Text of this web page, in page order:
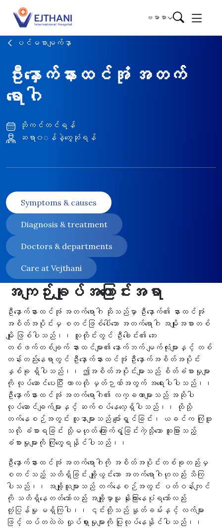
Skip to content
ဗမာစာ
ပင်မစာမျက်နှာ
ဦးနှောက်နားထင်အုံ အတက်
ရောဂါ
ဘိုကင်တင်ရန်
ဆရာ၀◌န်နဲ့တွေ့ဆုံရန်
Symptoms & causes
Diagnosis & treatment
Doctors & departments
Care at Vejthani
အကျဉ်းချုပ်အကြောင်းအရာ
ဦးနှောက်နားထင်အုံ အတက်ရောဂါ ဆိုသည်မှာ ဦးနှောက်၏ နားထင်အုံ
အစိတ်အပိုင်းမှ စတင်ဖြစ်ပေါ်သော အတက်ရောဂါ အမျိုးအစားတစ်
မျိုး ဖြစ်ပါသည်၊၊ လူတိုင်းတွင် ဦးခေါင်း၏ ဘေး
တစ်ဖက်တစ်ချက် နားထင်များ၏ နောက်ဘက် မျက်လုံးများနှင့် တစ်
တန်းတည်းနေရာတွင် ဦးနှောက်နားထင်အုံ ဦးနှောက်အစိတ်အပိုင်း
နှစ်ခု ရှိပါသည်၊၊ ဤအစိတ်အပိုင်းများသည် စိတ်ခံစားမှုများ
ကို လုပ်ဆောင်ပေးပြီး ကာလတို မှတ်ဉာဏ်အတွက် အရေးပါပါသည်၊၊
ဦးနှောက်နားထင်အုံ အတက်ရောဂါ၏ လက္ခဏာများသည် အဆိုပါ
လုပ်ဆောင်ချက်များနှင့် ဆက်စပ်နေလေ့ရှိပါသည်၊၊ ထိုသို့
တက်နေစဉ်အတွင်း လူနာများသည် ပျော်ရွှင်ခြင်း၊ ယခင်က ကြုံဖူး
သလို ခံစားရခြင်း သို့မဟုတ် ကြောက်ရွံ့ခြင်းကဲ့သို့သော ထူးခြားသည့်
ခံစားမှုများကို ကြုံတွေ့ရနိုင်ပါသည်၊၊
ဦးနှောက်နားထင်အုံ အတက်ရောဂါကို အစိတ်အပိုင်းတစ်ခုတည်းမှ
စတင်သည့် သတိရှိခြင်း ချို့ယွင်းသော အတက်ရောဂါဟုလည်း သိကြ
ပါသည်၊၊ အချို့သူများသည် တက်နေစဉ်အတွင်း ပတ်ဝန်းကျင်
ကို သတိရှိနေတတ်သော်လည်း အချို့မှာမူ နိုးကြားနေပုံရသော်လည်း
တုံ့ပြန်မှု မရှိကြပါ၊၊ ၎င်းတို့သည် နှုတ်ခမ်းနှင့် လက်များ
ဖြင့် ထပ်တလဲလဲ လှုပ်ရှားမှုများကို ပြုလုပ်နေနိုင်ပါသည်၊၊